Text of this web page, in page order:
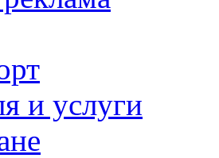
и услуги